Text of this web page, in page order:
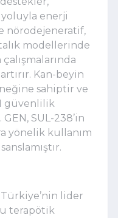
enerji
nörodejeneratif,
modellerinde
çalışmalarında
Kan-beyin
sahiptir ve
güvenlilik
SUL-238’in
yönelik kullanım
Türkiye’nin lider
terapötik